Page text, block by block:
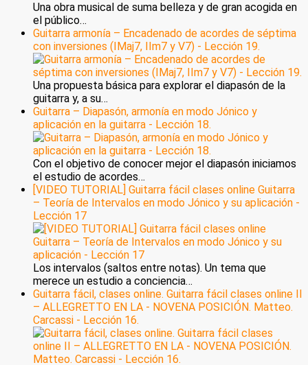
Una obra musical de suma belleza y de gran acogida en
el público…
Guitarra armonía – Encadenado de acordes de séptima
con inversiones (IMaj7, IIm7 y V7) - Lección 19.
Una propuesta básica para explorar el diapasón de la
guitarra y, a su…
Guitarra – Diapasón, armonía en modo Jónico y
aplicación en la guitarra - Lección 18.
Con el objetivo de conocer mejor el diapasón iniciamos
el estudio de acordes…
[VIDEO TUTORIAL] Guitarra fácil clases online Guitarra
– Teoría de Intervalos en modo Jónico y su aplicación -
Lección 17
Los intervalos (saltos entre notas). Un tema que
merece un estudio a conciencia…
Guitarra fácil, clases online. Guitarra fácil clases online II
– ALLEGRETTO EN LA - NOVENA POSICIÓN. Matteo.
Carcassi - Lección 16.